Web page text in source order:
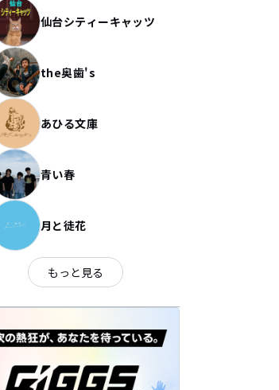
仙台シティーキャッツ
the奥歯's
あひる文庫
青い春
月と徒花
もっと見る